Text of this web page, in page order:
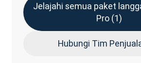
Jelajahi semua paket
Pro (1)
Hubungi Tim